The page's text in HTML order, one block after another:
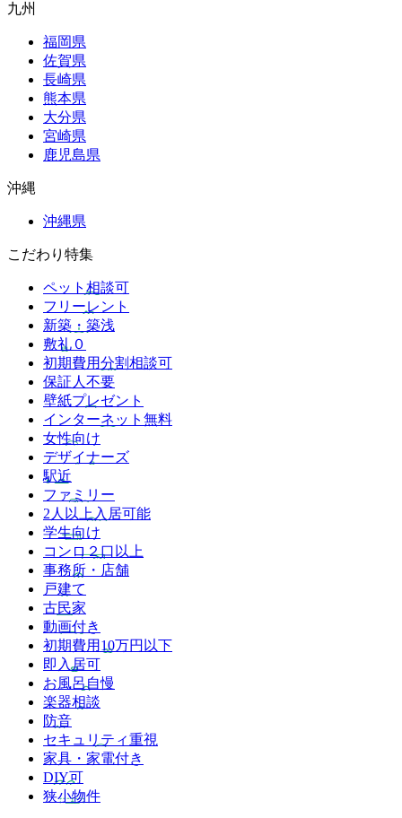
九州
福岡県
佐賀県
長崎県
熊本県
大分県
宮崎県
鹿児島県
沖縄
沖縄県
こだわり特集
ペット相談可
フリーレント
新築・築浅
敷礼０
初期費用分割相談可
保証人不要
壁紙プレゼント
インターネット無料
女性向け
デザイナーズ
駅近
ファミリー
2人以上入居可能
学生向け
コンロ２口以上
事務所・店舗
戸建て
古民家
動画付き
初期費用10万円以下
即入居可
お風呂自慢
楽器相談
防音
セキュリティ重視
家具・家電付き
DIY可
狭小物件